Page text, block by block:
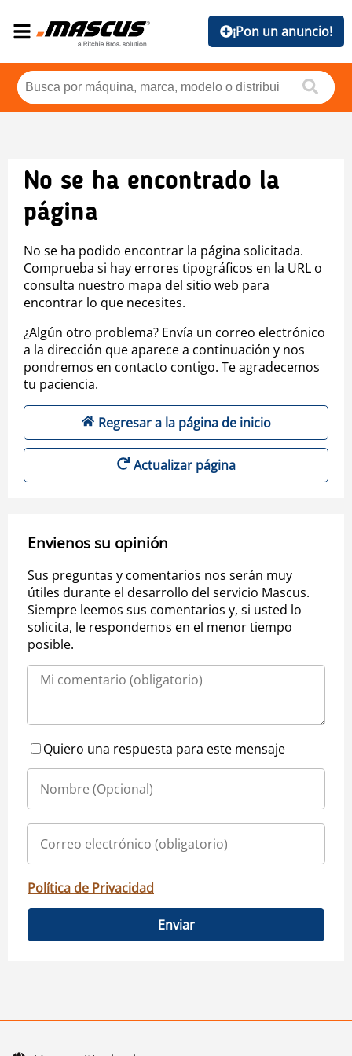
¡Pon un anuncio!
No se ha encontrado la
página
No se ha podido encontrar la página solicitada.
Comprueba si hay errores tipográficos en la URL o
consulta nuestro mapa del sitio web para
encontrar lo que necesites.
¿Algún otro problema? Envía un correo electrónico
a la dirección que aparece a continuación y nos
pondremos en contacto contigo. Te agradecemos
tu paciencia.
Regresar a la página de inicio
Actualizar página
Envienos su opinión
Sus preguntas y comentarios nos serán muy
útiles durante el desarrollo del servicio Mascus.
Siempre leemos sus comentarios y, si usted lo
solicita, le respondemos en el menor tiempo
posible.
Quiero una respuesta para este mensaje
Política de Privacidad
Enviar